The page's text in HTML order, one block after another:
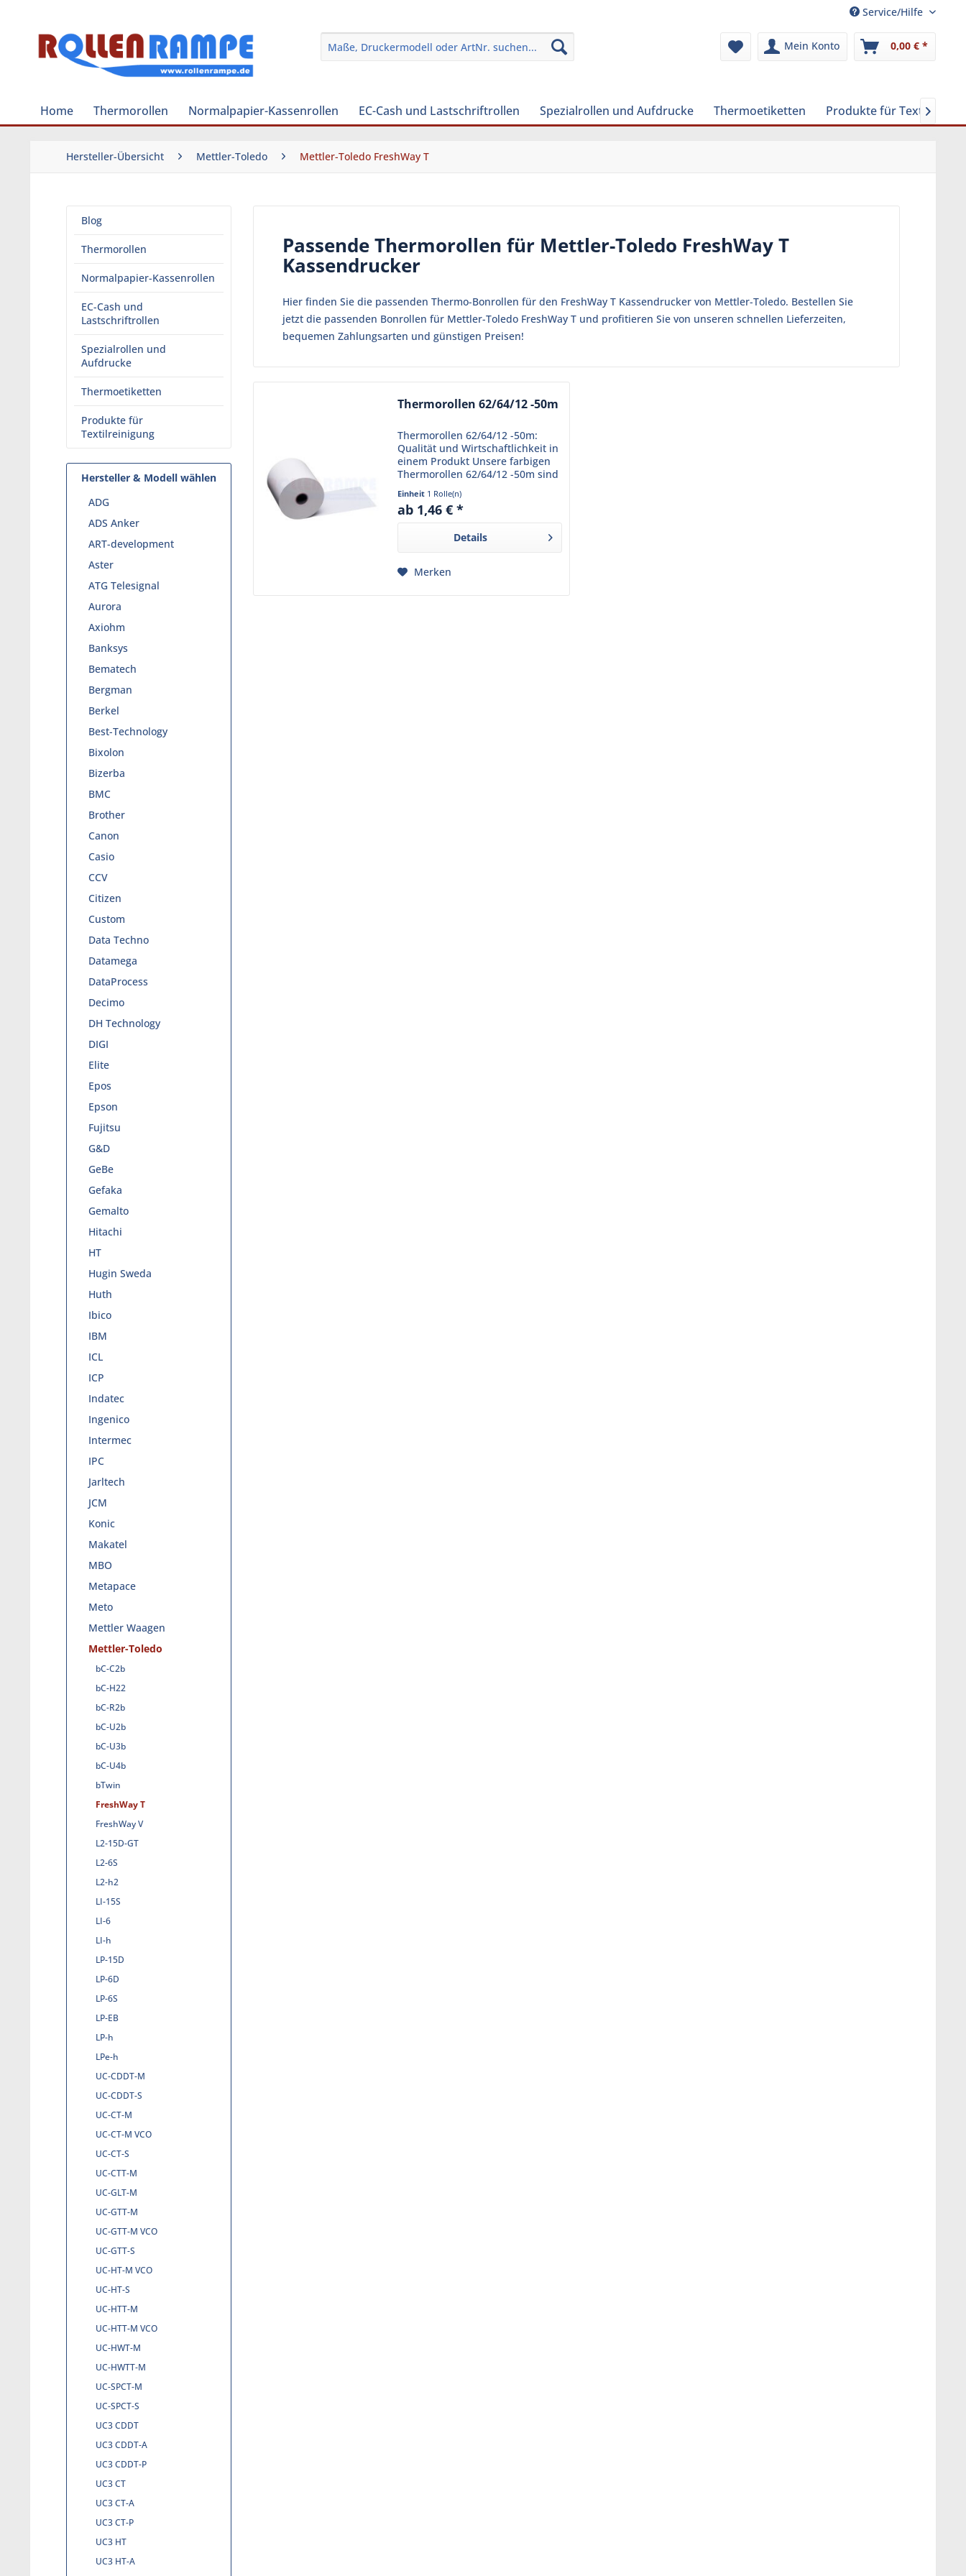
Service/Hilfe
Mein Konto 0,00 € *
Home Thermorollen Normalpapier-Kassenrollen EC-Cash und Lastschriftrollen Spezialrollen und Aufdrucke Thermoetiketten Produkte für 
Hersteller-Übersicht Mettler-Toledo Mettler-Toledo FreshWay T
Blog
Thermorollen
Normalpapier-Kassenrollen
EC-Cash und
Lastschriftrollen
Spezialrollen und
Aufdrucke
Thermoetiketten
Produkte für
Textilreinigung
Hersteller & Modell wählen
ADG
ADS Anker
ART-development
Aster
ATG Telesignal
Aurora
Axiohm
Banksys
Bematech
Bergman
Berkel
Best-Technology
Bixolon
Bizerba
BMC
Brother
Canon
Casio
CCV
Citizen
Custom
Data Techno
Datamega
DataProcess
Decimo
DH Technology
DIGI
Elite
Epos
Epson
Fujitsu
G&D
GeBe
Gefaka
Gemalto
Hitachi
HT
Hugin Sweda
Huth
Ibico
IBM
ICL
ICP
Indatec
Ingenico
Intermec
IPC
Jarltech
JCM
Konic
Makatel
MBO
Metapace
Meto
Mettler Waagen
Mettler-Toledo
bC-C2b
bC-H22
bC-R2b
bC-U2b
bC-U3b
bC-U4b
bTwin
FreshWay T
FreshWay V
L2-15D-GT
L2-6S
L2-h2
LI-15S
LI-6
LI-h
LP-15D
LP-6D
LP-6S
LP-EB
LP-h
LPe-h
UC-CDDT-M
UC-CDDT-S
UC-CT-M
UC-CT-M VCO
UC-CT-S
UC-CTT-M
UC-GLT-M
UC-GTT-M
UC-GTT-M VCO
UC-GTT-S
UC-HT-M VCO
UC-HT-S
UC-HTT-M
UC-HTT-M VCO
UC-HWT-M
UC-HWTT-M
UC-SPCT-M
UC-SPCT-S
UC3 CDDT
UC3 CDDT-A
UC3 CDDT-P
UC3 CT
UC3 CT-A
UC3 CT-P
UC3 HT
UC3 HT-A
Passende Thermorollen für Mettler-Toledo FreshWay T
Kassendrucker
Hier finden Sie die passenden Thermo-Bonrollen für den FreshWay T Kassendrucker von Mettler-Toledo. Bestellen Sie
jetzt die passenden Bonrollen für Mettler-Toledo FreshWay T und profitieren Sie von unseren schnellen Lieferzeiten,
bequemen Zahlungsarten und günstigen Preisen!
Thermorollen 62/64/12 -50m
Thermorollen 62/64/12 -50m:
Qualität und Wirtschaftlichkeit in
einem Produkt Unsere farbigen
Thermorollen 62/64/12 -50m sind
die perfekte Wahl für Ihr
Geschäft. Mit einer Breite von
62mm, einem Durchmesser von
Einheit 1 Rolle(n)
ab 1,46 € *
Details
Merken